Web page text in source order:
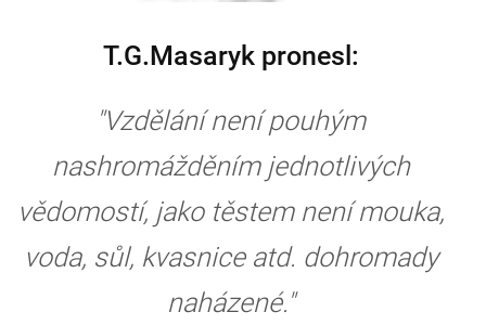
T.G.Masaryk pronesl:
"Vzdělání není pouhým
nashromážděním jednotlivých
vědomostí, jako těstem není mouka,
voda, sůl, kvasnice atd. dohromady
naházené."